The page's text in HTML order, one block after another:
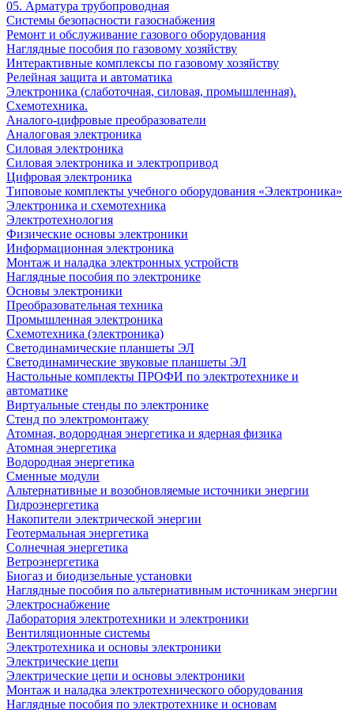
05. Арматура трубопроводная
Системы безопасности газоснабжения
Ремонт и обслуживание газового оборудования
Наглядные пособия по газовому хозяйству
Интерактивные комплексы по газовому хозяйству
Релейная защита и автоматика
Электроника (слаботочная, силовая, промышленная).
Схемотехника.
Аналого-цифровые преобразователи
Аналоговая электроника
Cиловая электроника
Cиловая электроника и электропривод
Цифровая электроника
Типовоые комплекты учебного оборудования «Электроника»
Электроника и схемотехника
Электротехнология
Физические основы электроники
Информационная электроника
Монтаж и наладка электронных устройств
Наглядные пособия по электронике
Основы электроники
Преобразовательная техника
Промышленная электроника
Схемотехника (электроника)
Светодинамические планшеты ЭЛ
Светодинамические звуковые планшеты ЭЛ
Настольные комплекты ПРОФИ по электротехнике и
автоматике
Виртуальные стенды по электронике
Стенд по электромонтажу
Атомная, водородная энергетика и ядерная физика
Атомная энергетика
Водородная энергетика
Сменные модули
Альтернативные и возобновляемые источники энергии
Гидроэнергетика
Накопители электрической энергии
Геотермальная энергетика
Солнечная энергетика
Ветроэнергетика
Биогаз и биодизельные установки
Наглядные пособия по альтернативным источникам энергии
Электроснабжение
Лаборатория электротехники и электроники
Вентиляционные системы
Электротехника и основы электроники
Электрические цепи
Электрические цепи и основы электроники
Монтаж и наладка электротехнического оборудования
Наглядные пособия по электротехнике и основам